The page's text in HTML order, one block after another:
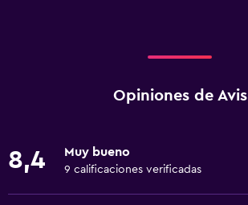
Opiniones de Avis
8,4 Muy bueno
9 calificaciones verificadas